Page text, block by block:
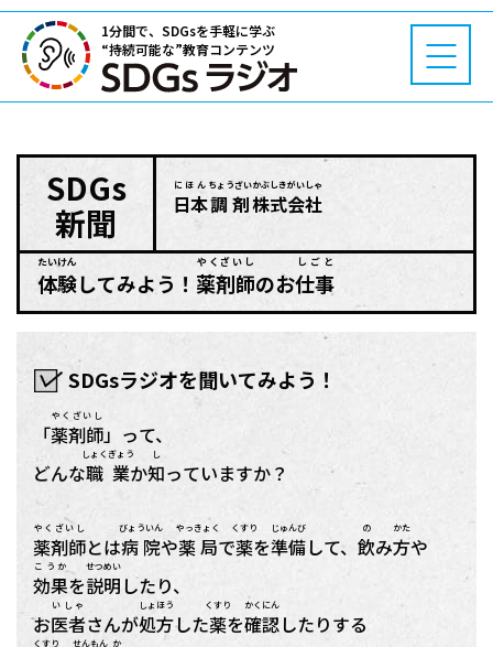
1分間で、SDGsを手軽に学ぶ
“持続可能な”教育コンテンツ
SDGs
新聞
日本
にほん
調剤
ちょうざい
株式会社
かぶしきがいしゃ
体験
たいけん
してみよう！ 薬剤師
やくざいし
のお仕事
しごと
SDGsラジオを聞いてみよう！
「薬剤師
やくざいし
」って、
どんな職業
しょくぎょう
か知
し
っていますか？
薬剤師
やくざいし
とは病院
びょういん
や薬局
やっきょく
で薬
くすり
を準備
じゅんび
して、 飲
の
み方
かた
や
効果
こうか
を説明
せつめい
したり、
お医者
いしゃ
さんが処方
しょほう
した薬
くすり
を確認
かくにん
したりする
くすり せんもん か